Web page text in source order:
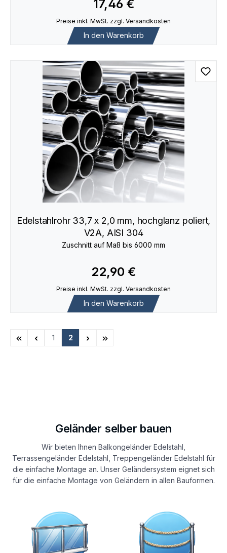
17,46 €
Preise inkl. MwSt. zzgl. Versandkosten
In den Warenkorb
Edelstahlrohr 33,7 x 2,0 mm, hochglanz poliert,
V2A, AISI 304
Zuschnitt auf Maß bis 6000 mm
22,90 €
Preise inkl. MwSt. zzgl. Versandkosten
In den Warenkorb
Seite
1
Seite
2
Geländer selber bauen
Wir bieten Ihnen Balkongeländer Edelstahl,
Terrassengeländer Edelstahl, Treppengeländer Edelstahl für
die einfache Montage an. Unser Geländersystem eignet sich
für die einfache Montage von Geländern in allen Bauformen.